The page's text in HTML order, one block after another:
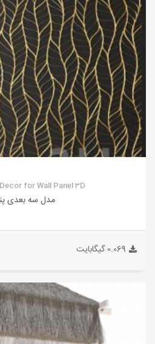
for Wall Panel 3D
مدل سه بعدی پنل
0.069 گیگابایت